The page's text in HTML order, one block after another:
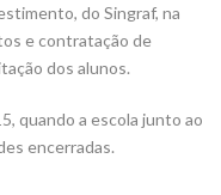
do Singraf, na
e contratação de
dos alunos.
quando a escola junto ao
encerradas.